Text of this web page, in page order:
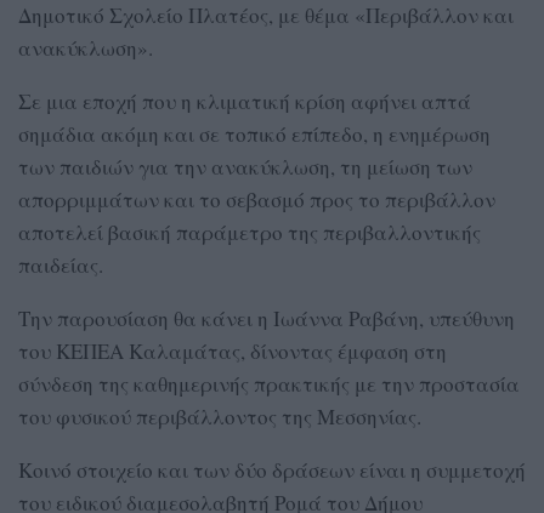
Δημοτικό Σχολείο Πλατέος, με θέμα «Περιβάλλον και
ανακύκλωση».
Σε μια εποχή που η κλιματική κρίση αφήνει απτά
σημάδια ακόμη και σε τοπικό επίπεδο, η ενημέρωση
των παιδιών για την ανακύκλωση, τη μείωση των
απορριμμάτων και το σεβασμό προς το περιβάλλον
αποτελεί βασική παράμετρο της περιβαλλοντικής
παιδείας.
Την παρουσίαση θα κάνει η Ιωάννα Ραβάνη, υπεύθυνη
του ΚΕΠΕΑ Καλαμάτας, δίνοντας έμφαση στη
σύνδεση της καθημερινής πρακτικής με την προστασία
του φυσικού περιβάλλοντος της Μεσσηνίας.
Κοινό στοιχείο και των δύο δράσεων είναι η συμμετοχή
του ειδικού διαμεσολαβητή Ρομά του Δήμου